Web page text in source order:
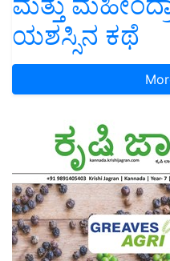
ಯಶಸ್ಸಿನ ಕಥೆ